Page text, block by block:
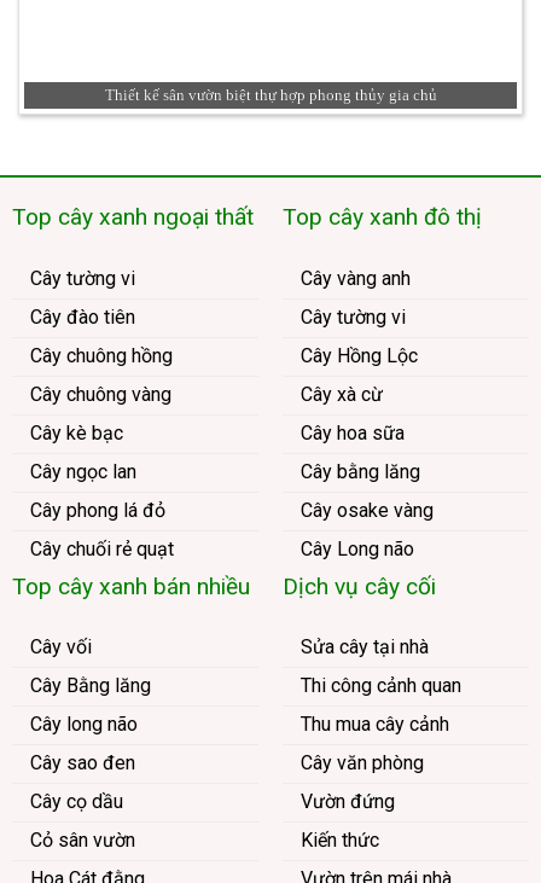
Thiết kế sân vườn biệt thự hợp phong thủy gia chủ
Top cây xanh ngoại thất
Cây tường vi
Cây đào tiên
Cây chuông hồng
Cây chuông vàng
Cây kè bạc
Cây ngọc lan
Cây phong lá đỏ
Cây chuối rẻ quạt
Top cây xanh đô thị
Cây vàng anh
Cây tường vi
Cây Hồng Lộc
Cây xà cừ
Cây hoa sữa
Cây bằng lăng
Cây osake vàng
Cây Long não
Top cây xanh bán nhiều
Cây vối
Cây Bằng lăng
Cây long não
Cây sao đen
Cây cọ dầu
Cỏ sân vườn
Dịch vụ cây cối
Sửa cây tại nhà
Thi công cảnh quan
Thu mua cây cảnh
Cây văn phòng
Vườn đứng
Kiến thức